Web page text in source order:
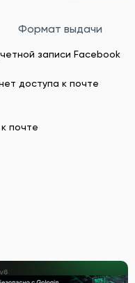
Формат выдачи
записи Facebook
доступа к почте
почте